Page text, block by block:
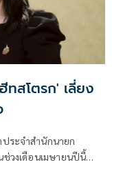
ทสโตรก' เลี่ยง
ระจำสำนักนายก
ช่วงเดือนเมษายนปีนี้